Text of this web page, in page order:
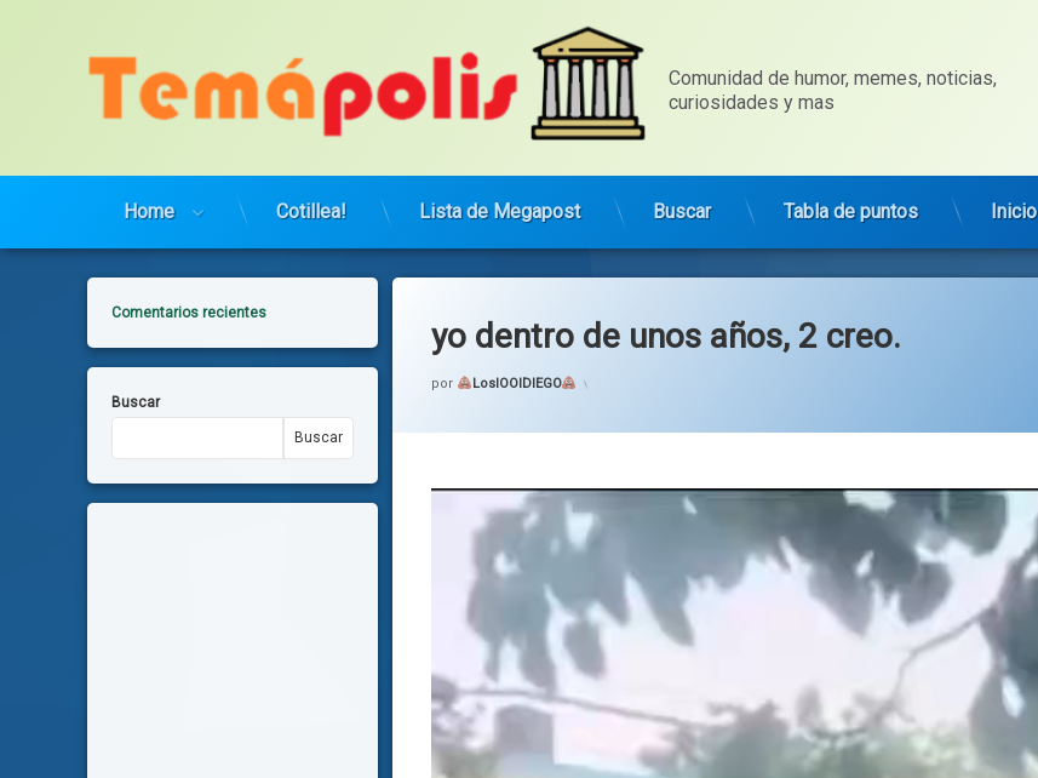
Comunidad de humor, memes, noticias,
curiosidades y mas
Home Cotillea! Lista de Megapost Buscar Tabla de puntos Inicio
yo dentro de unos años, 2 creo.
por LosIOOIDIEGO
Comentarios recientes
Buscar
Buscar